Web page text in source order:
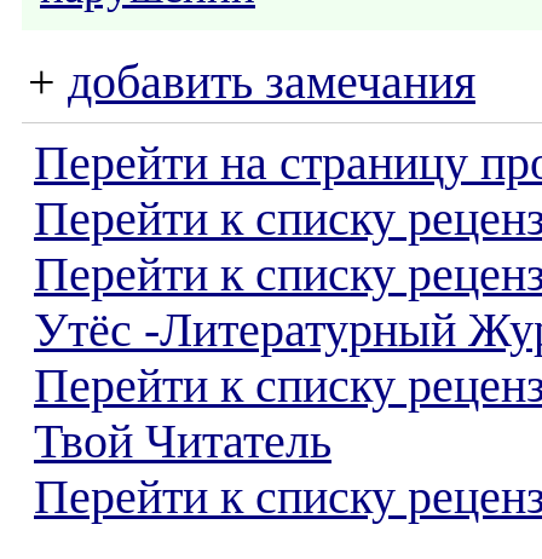
+ добавить замечания
Перейти на страницу
Перейти к списку
Перейти к списку
Утёс -Литературный
Перейти к списку
Твой Читатель
Перейти к списку